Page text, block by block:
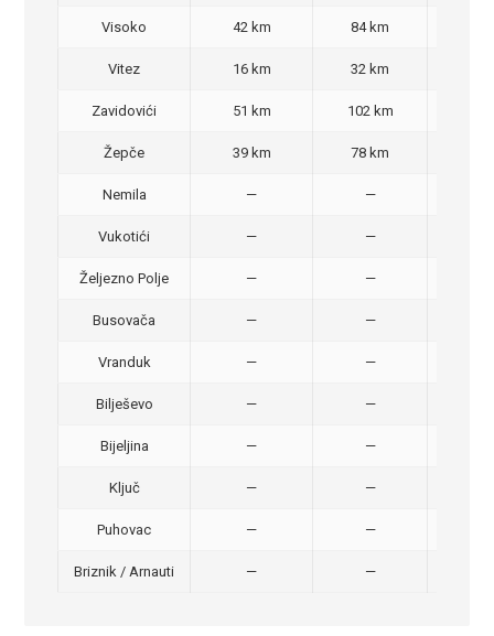
Visoko 42 km 84 km
Vitez 16 km 32 km
Zavidovići 51 km 102 km
Žepče 39 km 78 km
Nemila — —
Vukotići — —
Željezno Polje — —
Busovača — —
Vranduk — —
Bilješevo — —
Bijeljina — —
Ključ — —
Puhovac — —
Briznik / Arnauti — —